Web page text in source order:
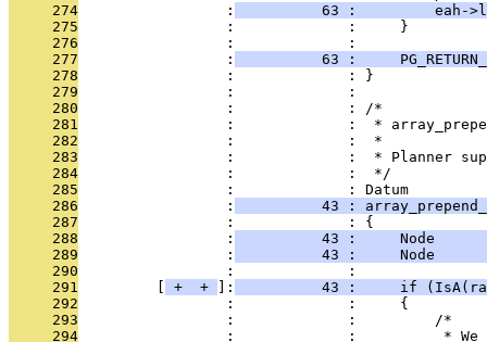
     274
                 :
63 :         eah-
     275
                 :             :     }
     276
                 :             :
     277
                 :
63 :
     278
                 :             : }
     279
                 :             :
     280
                 :             : /*
     281
:             :  *
     282
                 :             :  *
     283
:             :  * Planner
     284
                 :             :  */
     285
                 :             : Datum
     286
                 :
43 :
     287
                 :             : {
     288
                 :
43 :     Node
     289
                 :
43 :     Node
     290
                 :             :
     291
+ + ]:
43 :     if
     292
                 :             :     {
     293
                 :             :         /*
     294
:             :          *